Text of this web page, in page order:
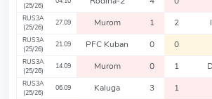
(25/26)
RUS3A
(25/26)
27.09 Murom 1 2
RUS3A
(25/26)
21.09 PFC Kuban 0 0
RUS3A
(25/26)
14.09 Murom 0 1
RUS3A
(25/26)
06.09 Kaluga 3 1